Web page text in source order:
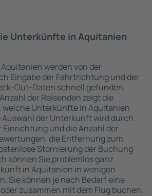
Unterkünfte in Aquitanien
werden von der
Eingabe der Fahrtrichtung und der
Out-Daten schnell gefunden.
der Reisenden zeigt die
welche Unterkünfte in Aquitanien
der Unterkunft wird durch
Einrichtung und die Anzahl der
die Entfernung zum
Stornierung der Buchung
können Sie problemlos ganz
in Aquitanien in wenigen
Sie können je nach Bedarf eine
zusammen mit dem Flug buchen.